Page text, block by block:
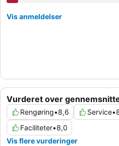
Vurderet over
Rengøring•8,6 Service•
Faciliteter•8,0
Vis flere vurderinger
Vis anmeldelser